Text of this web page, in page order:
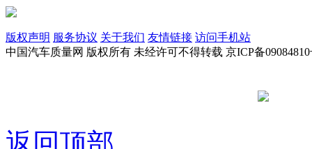
版权声明 服务协议 关于我们 友情链接 访问手机站
中国汽车质量网 版权所有 未经许可不得转载 京ICP备09084810
返回顶部